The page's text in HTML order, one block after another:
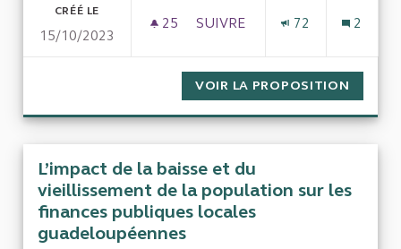
CRÉÉ LE
15/10/2023
25 25 ABONNÉS
SUIVRE
72 2
VOIR LA PROPOSITION
L’impact de la baisse et du
vieillissement de la population sur les
finances publiques locales
guadeloupéennes